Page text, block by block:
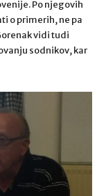
Po njegovih
o primerih, ne pa
vidi tudi
sodnikov, kar